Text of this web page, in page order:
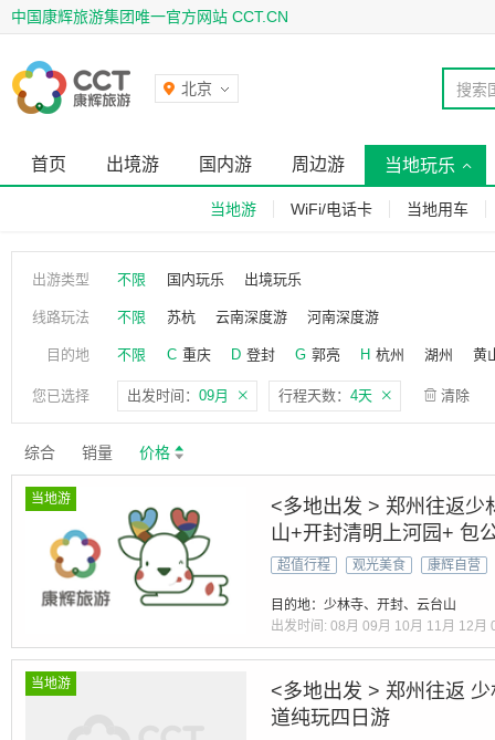
中国康辉旅游集团唯一官方网站 CCT.CN
北京 搜索
首页 出境游 国内游 周边游 当地玩乐
当地游 WiFi/电话卡 当地用车
出游类型 不限 国内玩乐 出境玩乐
线路玩法 不限 苏杭 云南深度游 河南深度游
目的地 不限 C 重庆 D 登封 G 郭亮 H 杭州 湖州
黄
尼斯
S 上海 少林寺 苏州 T 桐乡 W
您已选择 出发时间： 09月 行程天数： 4天 清除
综合 销量 价格
当地游
<多地出发 > 郑州往返少
山+开封清明上河园+ 包
超值行程 观光美食 康辉自营
目的地：少林寺、开封、云台山
出发时间: 08月 09月 10月 11月 12月
当地游
<多地出发 > 郑州往返
道纯玩四日游